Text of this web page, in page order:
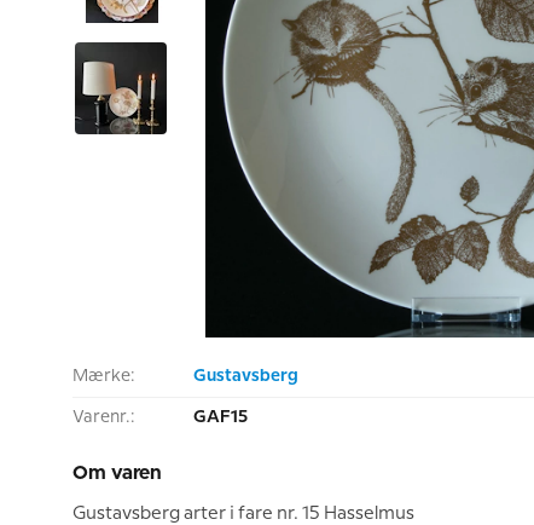
Mærke: Gustavsberg
Varenr.: GAF15
Om varen
Gustavsberg arter i fare nr. 15 Hasselmus